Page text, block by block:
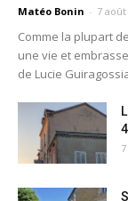
Matéo Bonin - 7 août
Comme la plupart
une vie et
de Lucie